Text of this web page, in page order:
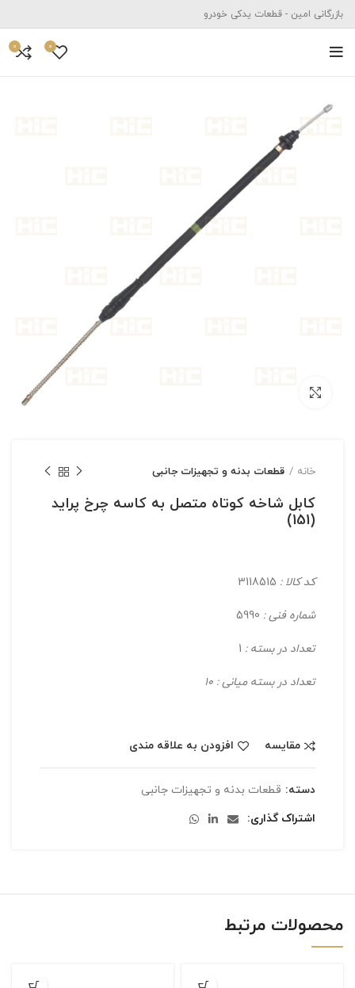
بازرگانی امین - قطعات یدکی خودرو
0
0
خانه قطعات بدنه و تجهیزات جانبی
کابل شاخه کوتاه متصل به کاسه چرخ پراید
(151)
کد کالا :
شماره فنی :
تعداد در بسته :
تعداد در بسته میانی : 10
مقایسه افزودن به علاقه مندی
دسته: قطعات بدنه و تجهیزات جانبی
اشتراک گذاری
محصولات مرتبط